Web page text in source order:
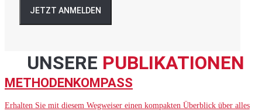
JETZT ANMELDEN
UNSERE PUBLIKATIONEN
METHODENKOMPASS
Erhalten Sie mit diesem Wegweiser einen kompakten Überblick über alles